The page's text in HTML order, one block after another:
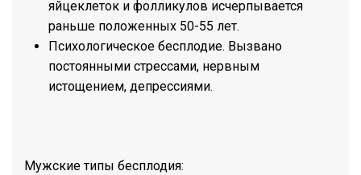
яйцеклеток и фолликулов исчерпывается
раньше положенных 50-55 лет.
Психологическое бесплодие. Вызвано
постоянными стрессами, нервным
истощением, депрессиями.
Мужские типы бесплодия: